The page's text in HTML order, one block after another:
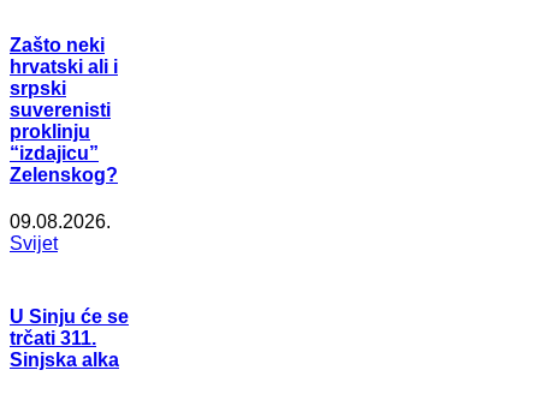
Zašto neki
hrvatski ali i
srpski
suverenisti
proklinju
“izdajicu”
Zelenskog?
09.08.2026.
Svijet
U Sinju će se
trčati 311.
Sinjska alka